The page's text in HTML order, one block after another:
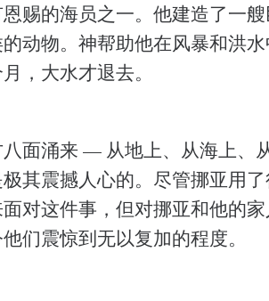
赐的海员之一。他建造了一
动物。神帮助他在风暴和洪
，大水才退去。
面涌来 — 从地上、从海上、
其震撼人心的。尽管挪亚用
对这件事，但对挪亚和他的
们震惊到无以复加的程度。